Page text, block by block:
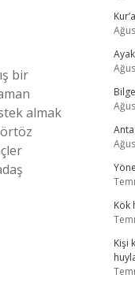
bir
almak
Kök
Kişi